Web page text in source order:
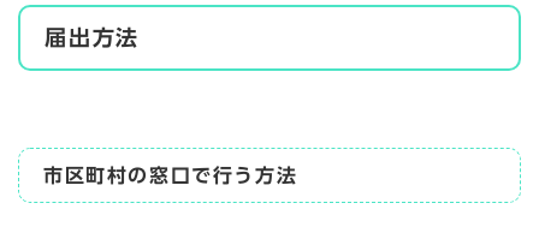
届出方法
市区町村の窓口で行う方法